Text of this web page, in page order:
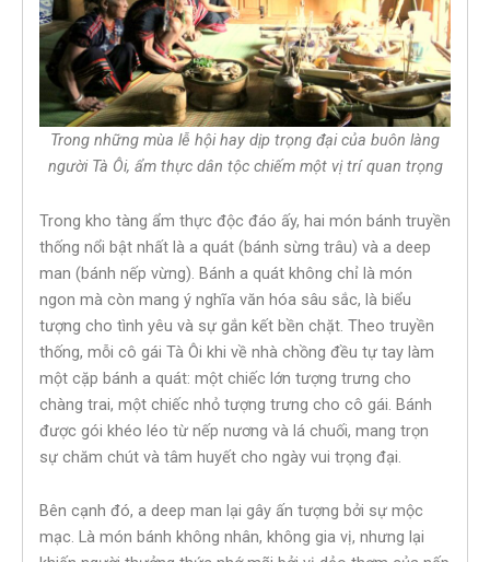
Trong những mùa lễ hội hay dịp trọng đại của buôn làng
người Tà Ôi, ẩm thực dân tộc chiếm một vị trí quan trọng
Trong kho tàng ẩm thực độc đáo ấy, hai món bánh truyền
thống nổi bật nhất là a quát (bánh sừng trâu) và a deep
man (bánh nếp vừng). Bánh a quát không chỉ là món
ngon mà còn mang ý nghĩa văn hóa sâu sắc, là biểu
tượng cho tình yêu và sự gắn kết bền chặt. Theo truyền
thống, mỗi cô gái Tà Ôi khi về nhà chồng đều tự tay làm
một cặp bánh a quát: một chiếc lớn tượng trưng cho
chàng trai, một chiếc nhỏ tượng trưng cho cô gái. Bánh
được gói khéo léo từ nếp nương và lá chuối, mang trọn
sự chăm chút và tâm huyết cho ngày vui trọng đại.
Bên cạnh đó, a deep man lại gây ấn tượng bởi sự mộc
mạc. Là món bánh không nhân, không gia vị, nhưng lại